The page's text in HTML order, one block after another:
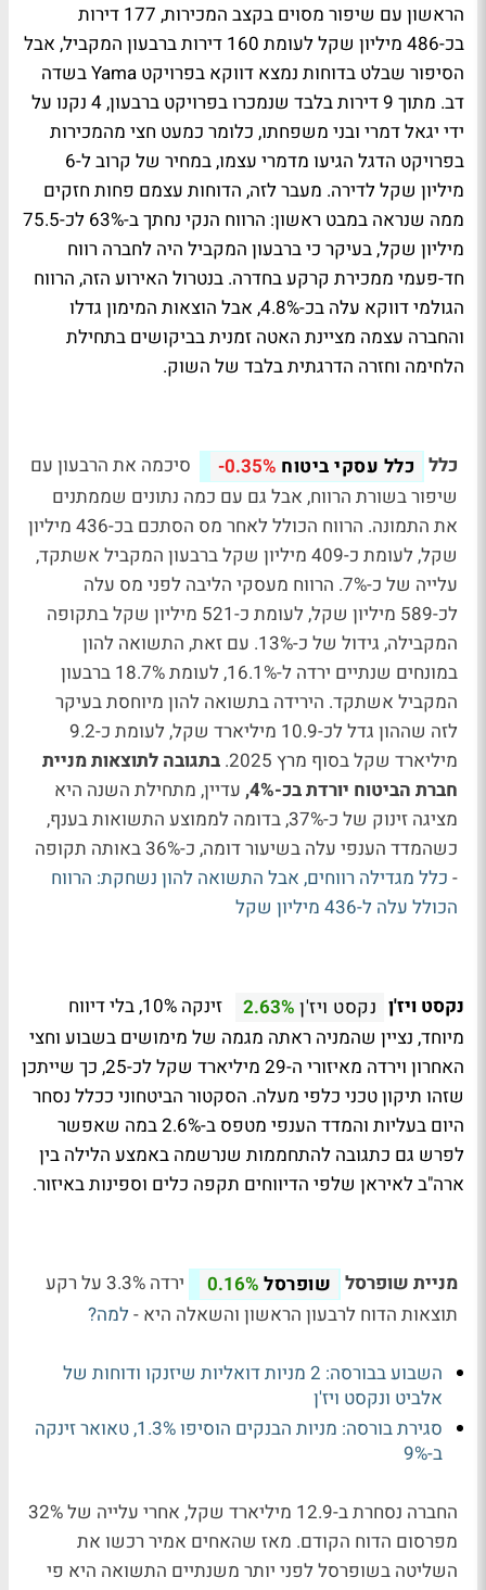
הראשון עם שיפור מסוים בקצב המכירות, 177 דירות
בכ-486 מיליון שקל לעומת 160 דירות ברבעון המקביל, אבל
הסיפור שבלט בדוחות נמצא דווקא בפרויקט Yama בשדה
דב. מתוך 9 דירות בלבד שנמכרו בפרויקט ברבעון, 4 נקנו על
ידי יגאל דמרי ובני משפחתו, כלומר כמעט חצי מהמכירות
בפרויקט הדגל הגיעו מדמרי עצמו, במחיר של קרוב ל-6
מיליון שקל לדירה. מעבר לזה, הדוחות עצמם פחות חזקים
ממה שנראה במבט ראשון: הרווח הנקי נחתך ב-63% לכ-75.5
מיליון שקל, בעיקר כי ברבעון המקביל היה לחברה רווח
חד-פעמי ממכירת קרקע בחדרה. בנטרול האירוע הזה, הרווח
הגולמי דווקא עלה בכ-4.8%, אבל הוצאות המימון גדלו
והחברה עצמה מציינת האטה זמנית בביקושים בתחילת
הלחימה וחזרה הדרגתית בלבד של השוק.
כלל כלל עסקי ביטוח -0.35%
סיכמה את הרבעון עם
שיפור בשורת הרווח, אבל גם עם כמה נתונים שממתנים
את התמונה. הרווח הכולל לאחר מס הסתכם בכ-436 מיליון
שקל, לעומת כ-409 מיליון שקל ברבעון המקביל אשתקד,
עלייה של כ-7%. הרווח מעסקי הליבה לפני מס עלה
לכ-589 מיליון שקל, לעומת כ-521 מיליון שקל בתקופה
המקבילה, גידול של כ-13%. עם זאת, התשואה להון
במונחים שנתיים ירדה ל-16.1%, לעומת 18.7% ברבעון
המקביל אשתקד. הירידה בתשואה להון מיוחסת בעיקר
לזה שההון גדל לכ-10.9 מיליארד שקל, לעומת כ-9.2
מיליארד שקל בסוף מרץ 2025.
בתגובה לתוצאות מניית
חברת הביטוח יורדת בכ-4%,
עדיין, מתחילת השנה היא
מציגה זינוק של כ-37%, בדומה לממוצע התשואות בענף,
כשהמדד הענפי עלה בשיעור דומה, כ-36% באותה תקופה
- כלל מגדילה רווחים, אבל התשואה להון נשחקת: הרווח
הכולל עלה ל-436 מיליון שקל
נקסט ויז'ן נקסט ויז'ן 2.63%
זינקה 10%, בלי דיווח
מיוחד, נציין שהמניה ראתה מגמה של מימושים בשבוע וחצי
האחרון וירדה מאיזורי ה-29 מיליארד שקל לכ-25, כך שייתכן
שזהו תיקון טכני כלפי מעלה. הסקטור הביטחוני ככלל נסחר
היום בעליות והמדד הענפי מטפס ב-2.6% במה שאפשר
לפרש גם כתגובה להתחממות שנרשמה באמצע הלילה בין
ארה"ב לאיראן שלפי הדיווחים תקפה כלים וספינות באיזור.
מניית שופרסל שופרסל 0.16%
ירדה 3.3% על רקע
תוצאות הדוח לרבעון הראשון והשאלה היא - למה?
השבוע בבורסה: 2 מניות דואליות שיזנקו ודוחות של
אלביט ונקסט ויז'ן
סגירת בורסה: מניות הבנקים הוסיפו 1.3%, טאואר זינקה
ב-9%
החברה נסחרת ב-12.9 מיליארד שקל, אחרי עלייה של 32%
מפרסום הדוח הקודם. מאז שהאחים אמיר רכשו את
השליטה בשופרסל לפני יותר משנתיים התשואה היא פי